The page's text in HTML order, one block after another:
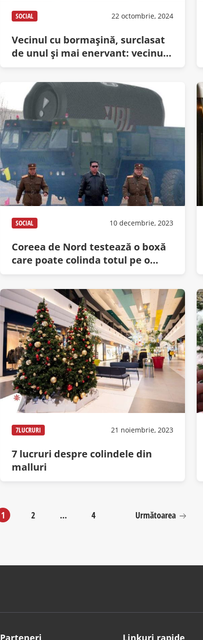
SOCIAL 22 octombrie, 2024
Vecinul cu bormașină, surclasat
de unul și mai enervant: vecinul
care pune deja colinde
SOCIAL 10 decembrie, 2023
Coreea de Nord testează o boxă
care poate colinda totul pe o
rază de 3000 km
7LUCRURI 21 noiembrie, 2023
7 lucruri despre colindele din
malluri
1 2 … 4 Următoarea
Parteneri Linkuri rapide